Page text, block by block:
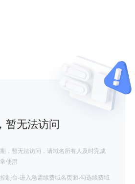
暂无法访问
，暂无法访问，请域名所有人及时完成
使用
制台-进入急需续费域名页面-勾选续费域